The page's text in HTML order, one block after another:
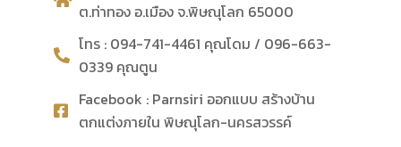
ต.ท่าทอง อ.เมือง จ.พิษณุโลก 65000
โทร : 094-741-4461 คุณโดม / 096-663-
0339 คุณตูน
Facebook : Parnsiri ออกแบบ สร้างบ้าน
ตกแต่งภายใน พิษณุโลก-นครสวรรค์